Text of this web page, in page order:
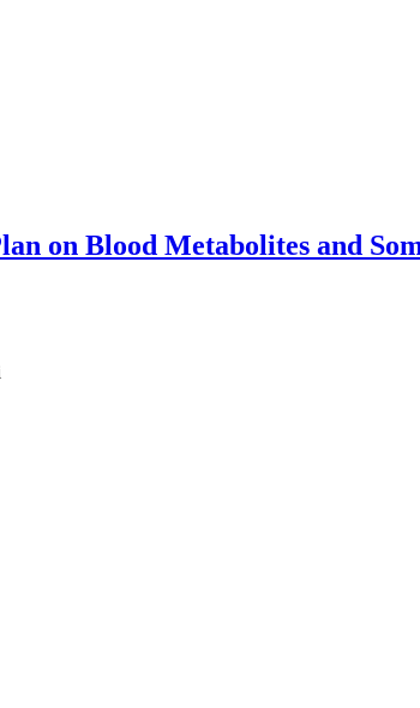
on Blood Metabolites and